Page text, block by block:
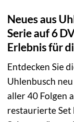
Neues aus
Serie auf 6
Erlebnis für
Entdecken Sie
Uhlenbusch
aller 40 Folgen
restaurierte Set